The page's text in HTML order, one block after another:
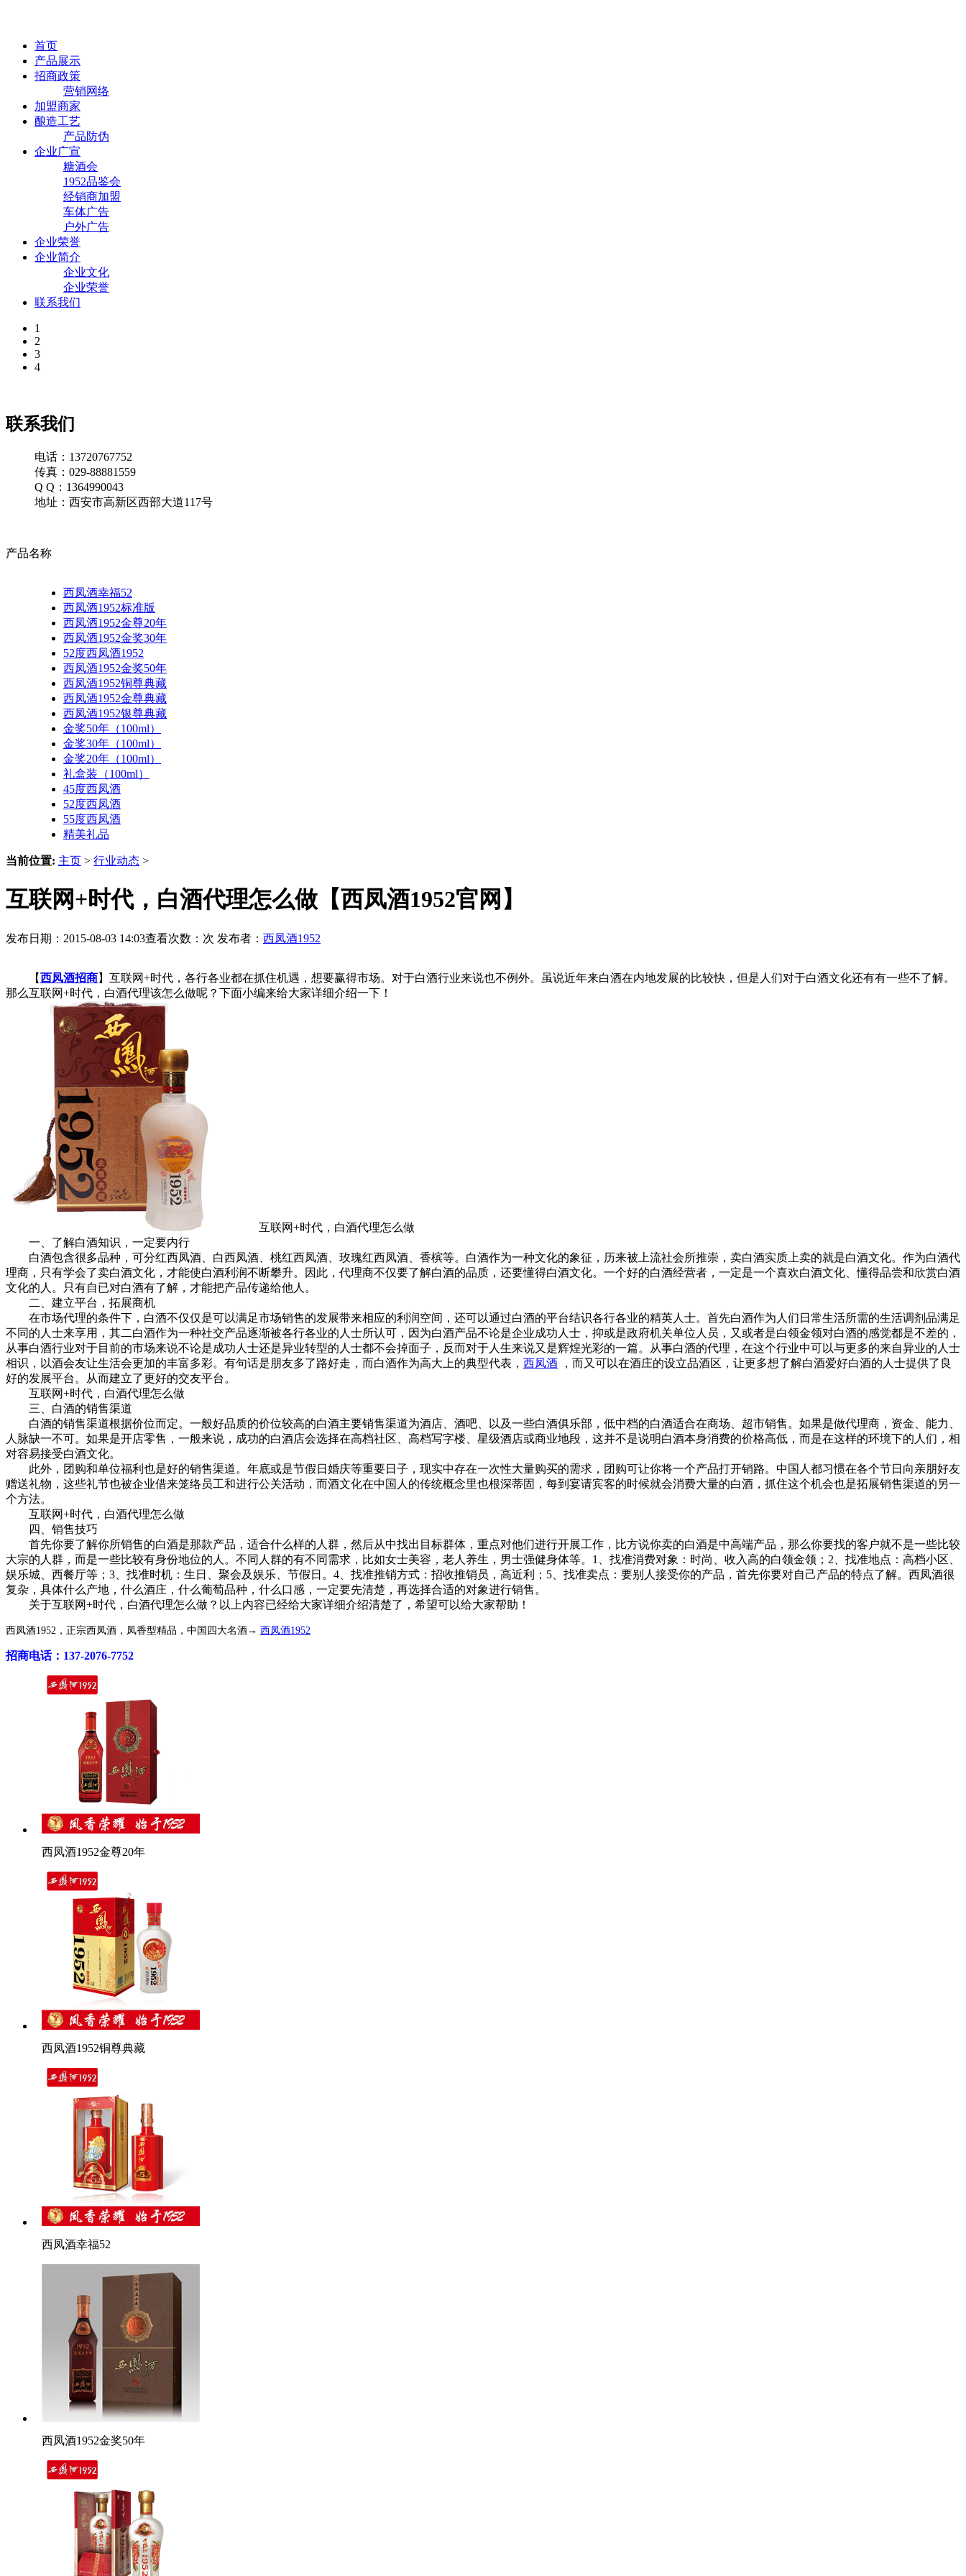
首页
产品展示
招商政策
营销网络
加盟商家
酿造工艺
产品防伪
企业广宣
糖酒会
1952品鉴会
经销商加盟
车体广告
户外广告
企业荣誉
企业简介
企业文化
企业荣誉
联系我们
1
2
3
4
联系我们
电话：13720767752
传真：029-88881559
Q Q：1364990043
地址：西安市高新区西部大道117号
产品名称
西凤酒幸福52
西凤酒1952标准版
西凤酒1952金尊20年
西凤酒1952金奖30年
52度西凤酒1952
西凤酒1952金奖50年
西凤酒1952铜尊典藏
西凤酒1952金尊典藏
西凤酒1952银尊典藏
金奖50年（100ml）
金奖30年（100ml）
金奖20年（100ml）
礼盒装（100ml）
45度西凤酒
52度西凤酒
55度西凤酒
精美礼品
当前位置: 主页 > 行业动态 >
互联网+时代，白酒代理怎么做【西凤酒1952官网】
发布日期：2015-08-03 14:03查看次数： 次 发布者： 西凤酒1952
【西凤酒招商】互联网+时代，各行各业都在抓住机遇，想要赢得市场。对于白酒行业来说也不例外。虽说近年来白酒在内地发展的比较快，但是人们对于白酒文化还有有一些不了解。
那么互联网+时代，白酒代理该怎么做呢？下面小编来给大家详细介绍一下！
互联网+时代，白酒代理怎么做
一、了解白酒知识，一定要内行
白酒包含很多品种，可分红西凤酒、白西凤酒、桃红西凤酒、玫瑰红西凤酒、香槟等。白酒作为一种文化的象征，历来被上流社会所推崇，卖白酒实质上卖的就是白酒文化。作为白酒代
理商，只有学会了卖白酒文化，才能使白酒利润不断攀升。因此，代理商不仅要了解白酒的品质，还要懂得白酒文化。一个好的白酒经营者，一定是一个喜欢白酒文化、懂得品尝和欣赏白酒
文化的人。只有自已对白酒有了解，才能把产品传递给他人。
二、建立平台，拓展商机
在市场代理的条件下，白酒不仅仅是可以满足市场销售的发展带来相应的利润空间，还可以通过白酒的平台结识各行各业的精英人士。首先白酒作为人们日常生活所需的生活调剂品满足
不同的人士来享用，其二白酒作为一种社交产品逐渐被各行各业的人士所认可，因为白酒产品不论是企业成功人士，抑或是政府机关单位人员，又或者是白领金领对白酒的感觉都是不差的，
从事白酒行业对于目前的市场来说不论是成功人士还是异业转型的人士都不会掉面子，反而对于人生来说又是辉煌光彩的一篇。从事白酒的代理，在这个行业中可以与更多的来自异业的人士
相识，以酒会友让生活会更加的丰富多彩。有句话是朋友多了路好走，而白酒作为高大上的典型代表， 西凤酒 ，而又可以在酒庄的设立品酒区，让更多想了解白酒爱好白酒的人士提供了良
好的发展平台。从而建立了更好的交友平台。
互联网+时代，白酒代理怎么做
三、白酒的销售渠道
白酒的销售渠道根据价位而定。一般好品质的价位较高的白酒主要销售渠道为酒店、酒吧、以及一些白酒俱乐部，低中档的白酒适合在商场、超市销售。如果是做代理商，资金、能力、
人脉缺一不可。如果是开店零售，一般来说，成功的白酒店会选择在高档社区、高档写字楼、星级酒店或商业地段，这并不是说明白酒本身消费的价格高低，而是在这样的环境下的人们，相
对容易接受白酒文化。
此外，团购和单位福利也是好的销售渠道。年底或是节假日婚庆等重要日子，现实中存在一次性大量购买的需求，团购可让你将一个产品打开销路。中国人都习惯在各个节日向亲朋好友
赠送礼物，这些礼节也被企业借来笼络员工和进行公关活动，而酒文化在中国人的传统概念里也根深蒂固，每到宴请宾客的时候就会消费大量的白酒，抓住这个机会也是拓展销售渠道的另一
个方法。
互联网+时代，白酒代理怎么做
四、销售技巧
首先你要了解你所销售的白酒是那款产品，适合什么样的人群，然后从中找出目标群体，重点对他们进行开展工作，比方说你卖的白酒是中高端产品，那么你要找的客户就不是一些比较
大宗的人群，而是一些比较有身份地位的人。不同人群的有不同需求，比如女士美容，老人养生，男士强健身体等。1、找准消费对象：时尚、收入高的白领金领；2、找准地点：高档小区、
娱乐城、西餐厅等；3、找准时机：生日、聚会及娱乐、节假日。4、找准推销方式：招收推销员，高近利；5、找准卖点：要别人接受你的产品，首先你要对自己产品的特点了解。西凤酒很
复杂，具体什么产地，什么酒庄，什么葡萄品种，什么口感，一定要先清楚，再选择合适的对象进行销售。
关于互联网+时代，白酒代理怎么做？以上内容已经给大家详细介绍清楚了，希望可以给大家帮助！
西凤酒1952，正宗西凤酒，凤香型精品，中国四大名酒→ 西凤酒1952
招商电话：137-2076-7752
西凤酒1952金尊20年
西凤酒1952铜尊典藏
西凤酒幸福52
西凤酒1952金奖50年